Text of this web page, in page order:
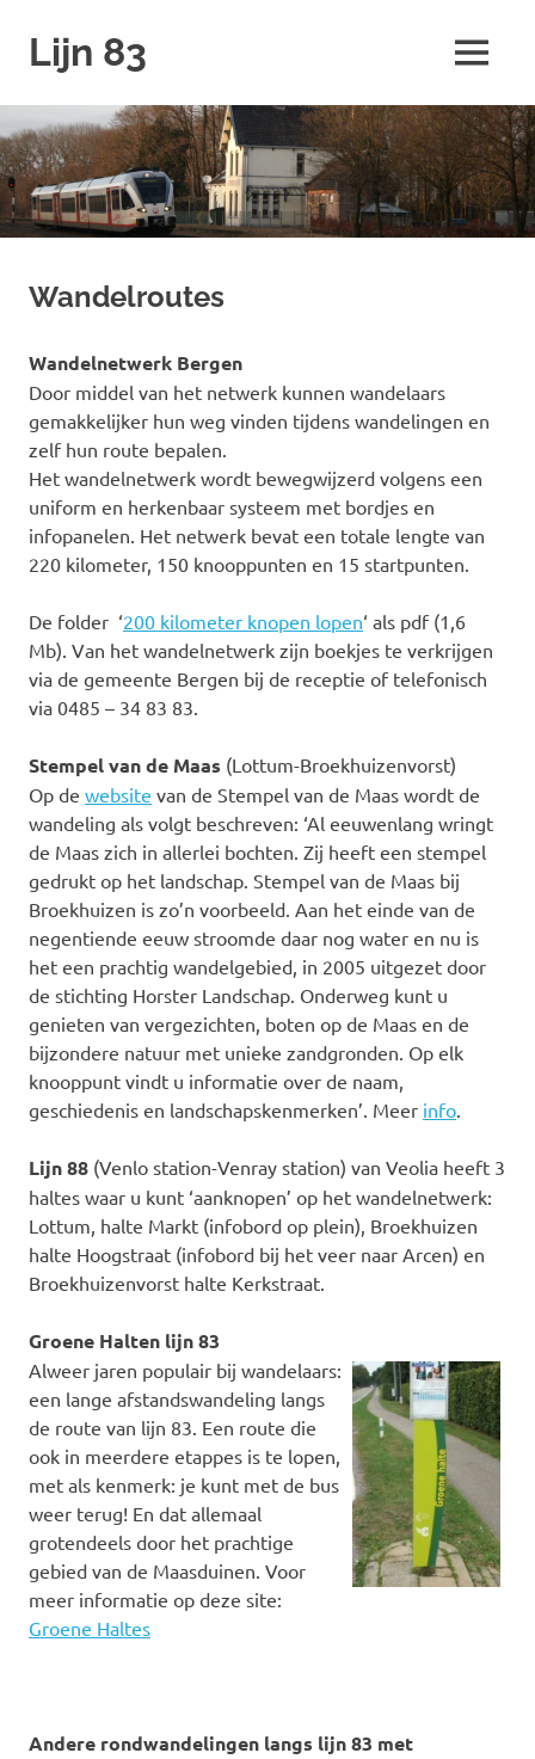
naar
inhoud
Lijn 83 MENU
Wandelroutes
Wandelnetwerk Bergen
Door middel van het netwerk kunnen wandelaars
gemakkelijker hun weg vinden tijdens wandelingen en
zelf hun route bepalen.
Het wandelnetwerk wordt bewegwijzerd volgens een
uniform en herkenbaar systeem met bordjes en
infopanelen. Het netwerk bevat een totale lengte van
220 kilometer, 150 knooppunten en 15 startpunten.
De folder ‘200 kilometer knopen lopen‘ als pdf (1,6
Mb). Van het wandelnetwerk zijn boekjes te verkrijgen
via de gemeente Bergen bij de receptie of telefonisch
via 0485 – 34 83 83.
Stempel van de Maas (Lottum-Broekhuizenvorst)
Op de website van de Stempel van de Maas wordt de
wandeling als volgt beschreven: ‘Al eeuwenlang wringt
de Maas zich in allerlei bochten. Zij heeft een stempel
gedrukt op het landschap. Stempel van de Maas bij
Broekhuizen is zo’n voorbeeld. Aan het einde van de
negentiende eeuw stroomde daar nog water en nu is
het een prachtig wandelgebied, in 2005 uitgezet door
de stichting Horster Landschap. Onderweg kunt u
genieten van vergezichten, boten op de Maas en de
bijzondere natuur met unieke zandgronden. Op elk
knooppunt vindt u informatie over de naam,
geschiedenis en landschapskenmerken’. Meer info.
Lijn 88 (Venlo station-Venray station) van Veolia heeft 3
haltes waar u kunt ‘aanknopen’ op het wandelnetwerk:
Lottum, halte Markt (infobord op plein), Broekhuizen
halte Hoogstraat (infobord bij het veer naar Arcen) en
Broekhuizenvorst halte Kerkstraat.
Groene Halten lijn 83
Alweer jaren populair bij wandelaars:
een lange afstandswandeling langs
de route van lijn 83. Een route die
ook in meerdere etappes is te lopen,
met als kenmerk: je kunt met de bus
weer terug! En dat allemaal
grotendeels door het prachtige
gebied van de Maasduinen. Voor
meer informatie op deze site:
Groene Haltes
Andere rondwandelingen langs lijn 83 met